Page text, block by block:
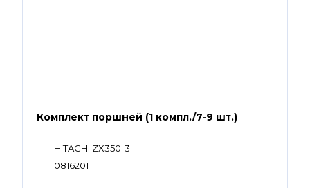
Комплект поршней (1 компл./7-9 шт.)
HITACHI ZX350-3
0816201